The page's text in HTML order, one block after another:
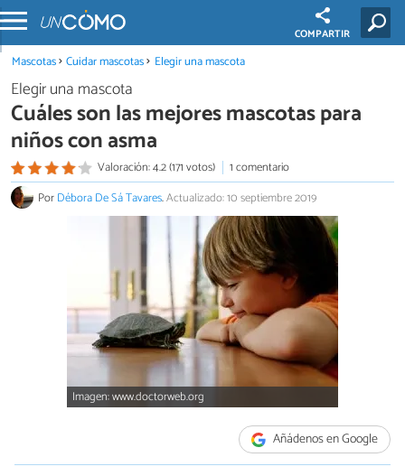
COMPARTIR
Mascotas Cuidar mascotas Elegir una mascota
Elegir una mascota
Cuáles son las mejores mascotas para
niños con asma
Valoración: 4.2 (171 votos)
1 comentario
PorDébora De Sá Tavares.Actualizado: 10 septiembre 2019
Imagen: www.doctorweb.org
Añádenos en Google